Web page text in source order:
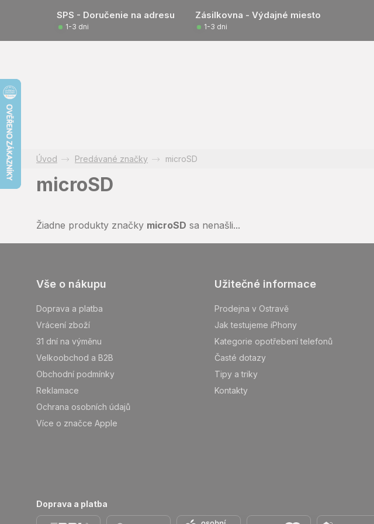
SPS - Doručenie na adresu Zásilkovna - Výdajné miesto
1-3 dni 1-3 dni
Predávané značky microSD
microSD
Žiadne produkty značky microSD sa nenašli...
Vše o nákupu
Doprava a platba
Vrácení zboží
31 dní na výměnu
Velkoobchod a B2B
Obchodní podmínky
Reklamace
Ochrana osobních údajů
Více o značce Apple
Užitečné informace
Prodejna v Ostravě
Jak testujeme iPhony
Kategorie opotřebení telefonů
Časté dotazy
Tipy a triky
Kontakty
Doprava a platba